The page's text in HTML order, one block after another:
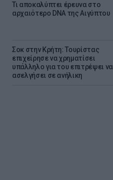
Τι αποκαλύπτει έρευνα στο
αρχαιότερο DNA της Αιγύπτου
Σοκ στην Κρήτη: Τουρίστας
επιχείρησε να χρηματίσει
υπάλληλο για του επιτρέψει να
ασελγήσει σε ανήλικη